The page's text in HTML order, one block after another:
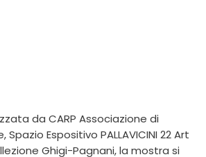
da CARP Associazione di
Espositivo PALLAVICINI 22 Art
Ghigi-Pagnani, la mostra si